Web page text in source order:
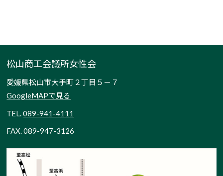
松山商工会議所女性会
愛媛県松山市大手町２丁目５－７
GoogleMAPで見る
TEL.089-941-4111
FAX. 089-947-3126